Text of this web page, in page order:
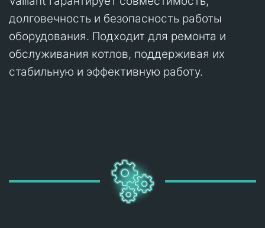
долговечность и безопасность работы
оборудования. Подходит для ремонта и
обслуживания котлов, поддерживая их
стабильную и эффективную работу.